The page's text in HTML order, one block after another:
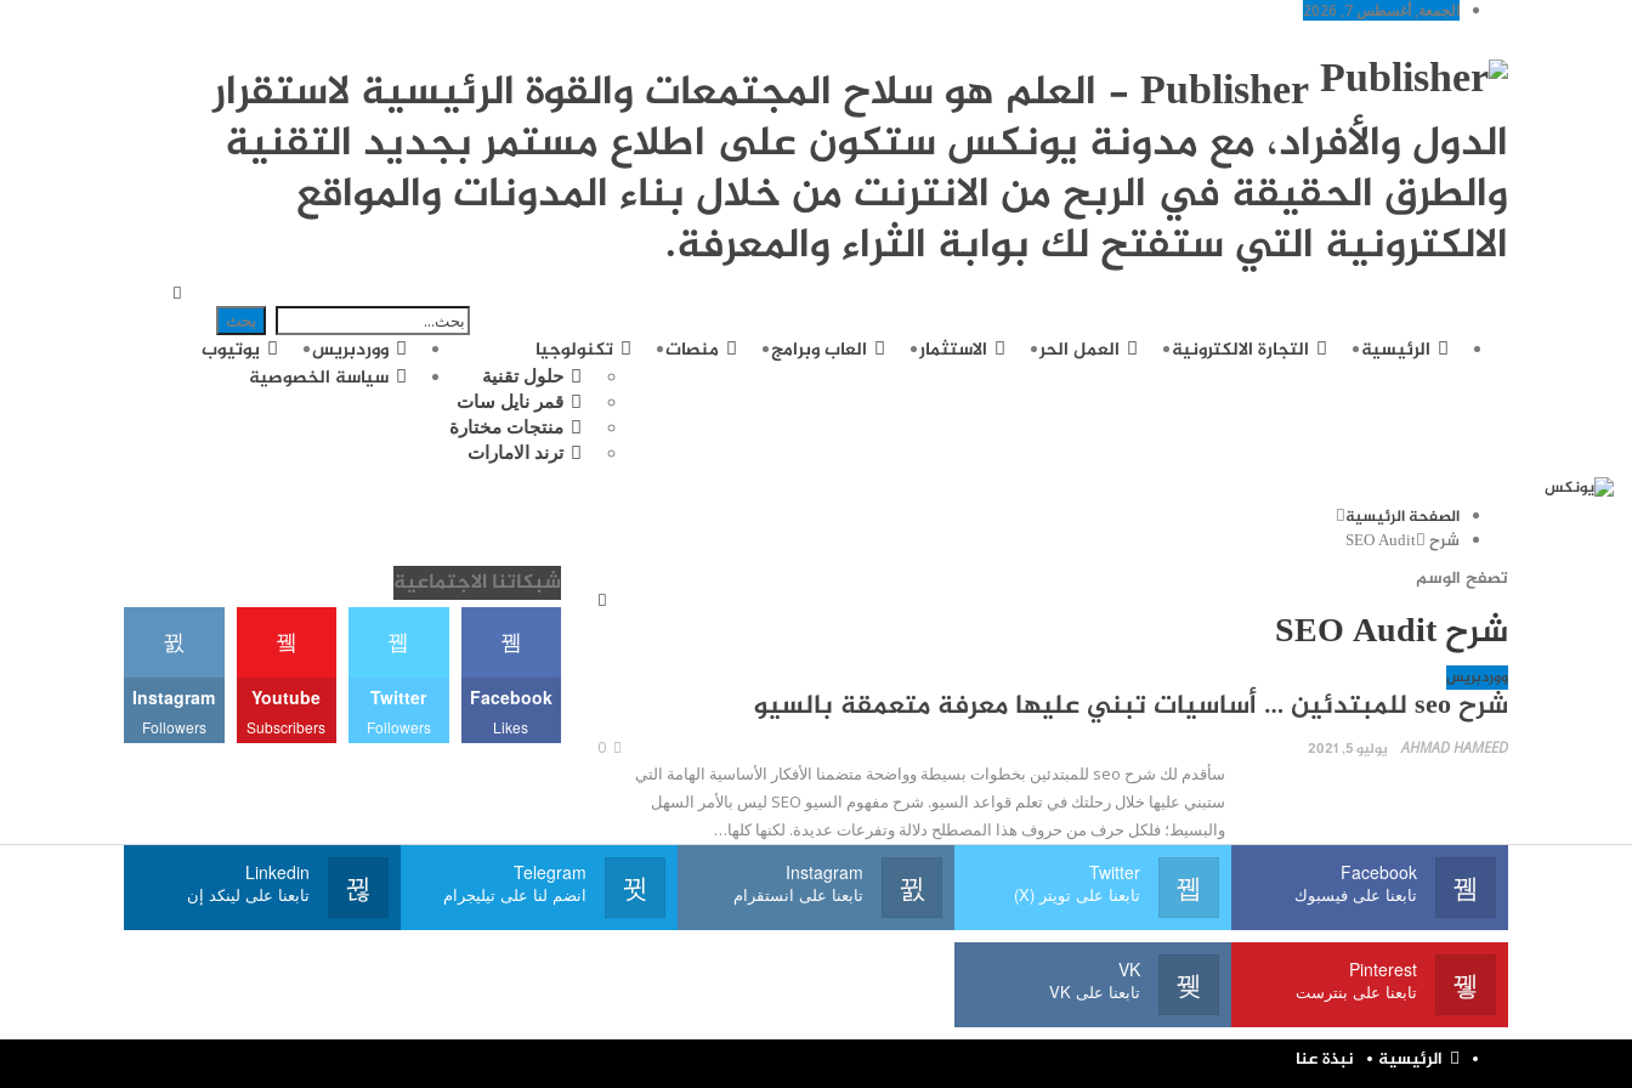
الجمعة, أغسطس 7, 2026
Publisher - العلم هو سلاح المجتمعات والقوة الرئيسية لاستقرار
الدول والأفراد، مع مدونة يونكس ستكون على اطلاع مستمر بجديد التقنية
والطرق الحقيقة في الربح من الانترنت من خلال بناء المدونات والمواقع
الالكترونية التي ستفتح لك بوابة الثراء والمعرفة.
الرئيسية التجارة الالكترونية العمل الحر الاستثمار العاب وبرامج منصات تكنولوجيا
حلول تقنية
قمر نايل سات
منتجات مختارة
ترند الامارات
ووردبريس
يوتيوب
سياسة الخصوصية
الصفحة الرئيسية
شرح SEO Audit
تصفح الوسم
شرح SEO Audit
ووردبريس
شرح seo للمبتدئين … أساسيات تبني عليها معرفة متعمقة بالسيو
AHMAD HAMEED يوليو 5, 2021
سأقدم لك شرح seo للمبتدئين بخطوات بسيطة وواضحة متضمنا الأفكار الأساسية الهامة التي
ستبني عليها خلال رحلتك في تعلم قواعد السيو. شرح مفهوم السيو SEO ليس بالأمر السهل
والبسيط؛ فلكل حرف من حروف هذا المصطلح دلالة وتفرعات عديدة. لكنها كلها…
شبكاتنا الاجتماعية
Facebook
Likes
Twitter
Followers
Youtube
Subscribers
Instagram
Followers
Facebook
تابعنا على فيسبوك
Twitter
تابعنا على تويتر (X)
Instagram
تابعنا على انستقرام
Telegram
انضم لنا على تيليجرام
Linkedin
تابعنا على لينكد إن
Pinterest
تابعنا على بنترست
VK
تابعنا على VK
الرئيسية نبذة عنا